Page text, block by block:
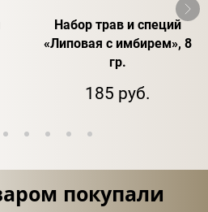
Набор трав и специй
«Липовая с имбирем», 8
гр.
185 руб.
покупали